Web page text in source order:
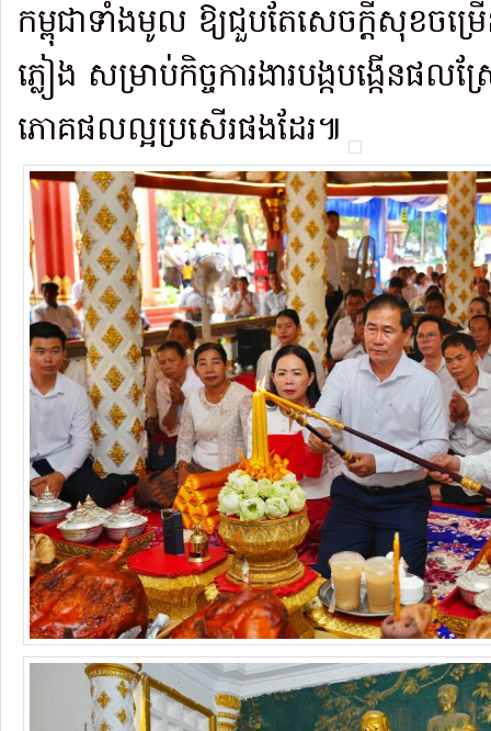
កម្ពុជាទាំងមូល ឱ្យជួបតែសេចក្តីសុខច
ភ្លៀង សម្រាប់កិច្ចការងារបង្កបង្កើនផល
ភោគផលល្អប្រសើរផងដែរ៕